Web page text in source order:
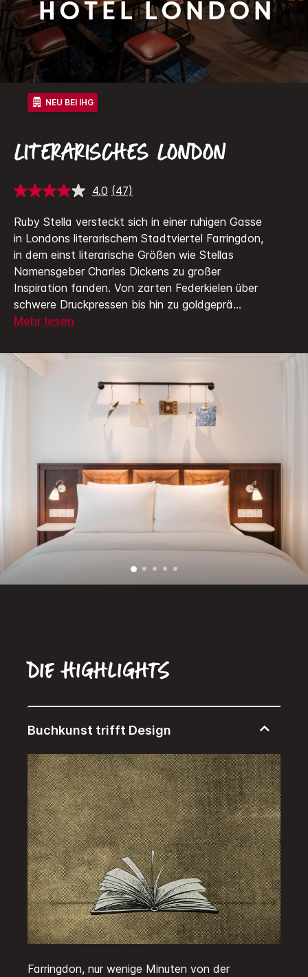
Hotel London
NEU BEI IHG
LITERARISCHES LONDON
4.0 47
lesen.
Link
auf
derselben
Seite.
(47)
Ruby Stella versteckt sich in einer ruhigen Gasse
in Londons literarischem Stadtviertel Farringdon,
in dem einst literarische Größen wie Stellas
Namensgeber Charles Dickens zu großer
Inspiration fanden. Von zarten Federkielen über
schwere Druckpressen bis hin zu goldgeprä...
Mehr lesen
Die Highlights
Farringdon, nur wenige Minuten von der